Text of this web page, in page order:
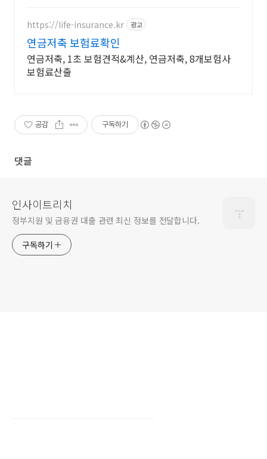
https://life-insurance.kr 광고
연금저축 보험료확인
연금저축, 1초 보험견적&계산, 연금저축, 8개보험사
보험료산출
공감 구독하기
댓글
인사이트리치
정부지원 및 금융권 대출 관련 최신 정보를 전달합니다.
구독하기